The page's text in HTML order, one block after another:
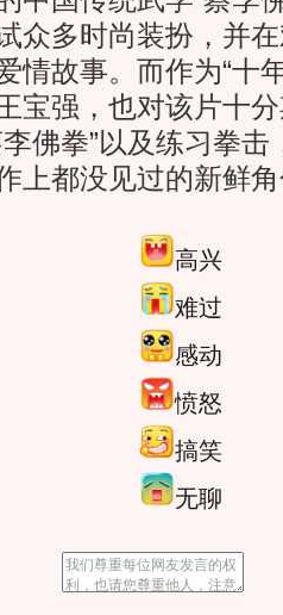
众多时尚装扮，并
情故事。而作为“十
宝强，也对该片十
佛拳”以及练习拳
上都没见过的新鲜
高兴
难过
感动
愤怒
搞笑
无聊